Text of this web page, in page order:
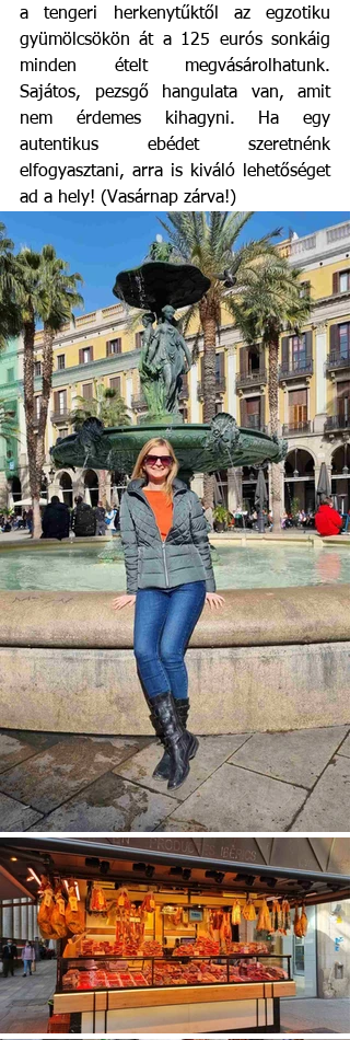
a tengeri herkenytűktől az egzotiku
gyümölcsökön át a 125 eurós sonkáig
minden ételt megvásárolhatunk.
Sajátos, pezsgő hangulata van, amit
nem érdemes kihagyni. Ha egy
autentikus ebédet szeretnénk
elfogyasztani, arra is kiváló lehetőséget
ad a hely! (Vasárnap zárva!)